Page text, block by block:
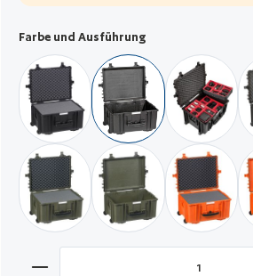
Farbe und Ausführungauswählen
schwarz / mit Würfelschaumstoff
schwarz / leerschwarz
militär grün / mit Würfelschaum
militär grün / leerorange /
Produkt Anzahl: Gib den